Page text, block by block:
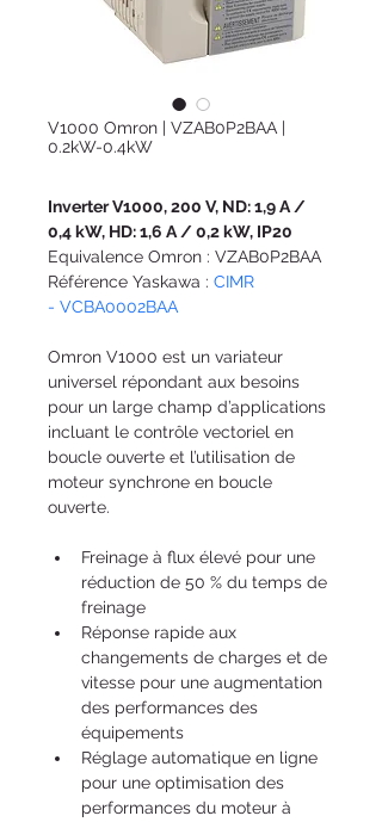
V1000 Omron | VZAB0P2BAA |
0.2kW-0.4kW
Inverter V1000, 200 V, ND: 1,9 A /
0,4 kW, HD: 1,6 A / 0,2 kW, IP20
Equivalence Omron : VZAB0P2BAA
Référence Yaskawa : CIMR
- VCBA0002BAA
Omron V1000 est un variateur
universel répondant aux besoins
pour un large champ d’applications
incluant le contrôle vectoriel en
boucle ouverte et l’utilisation de
moteur synchrone en boucle
ouverte.
Freinage à flux élevé pour une
réduction de 50 % du temps de
freinage
Réponse rapide aux
changements de charges et de
vitesse pour une augmentation
des performances des
équipements
Réglage automatique en ligne
pour une optimisation des
performances du moteur à